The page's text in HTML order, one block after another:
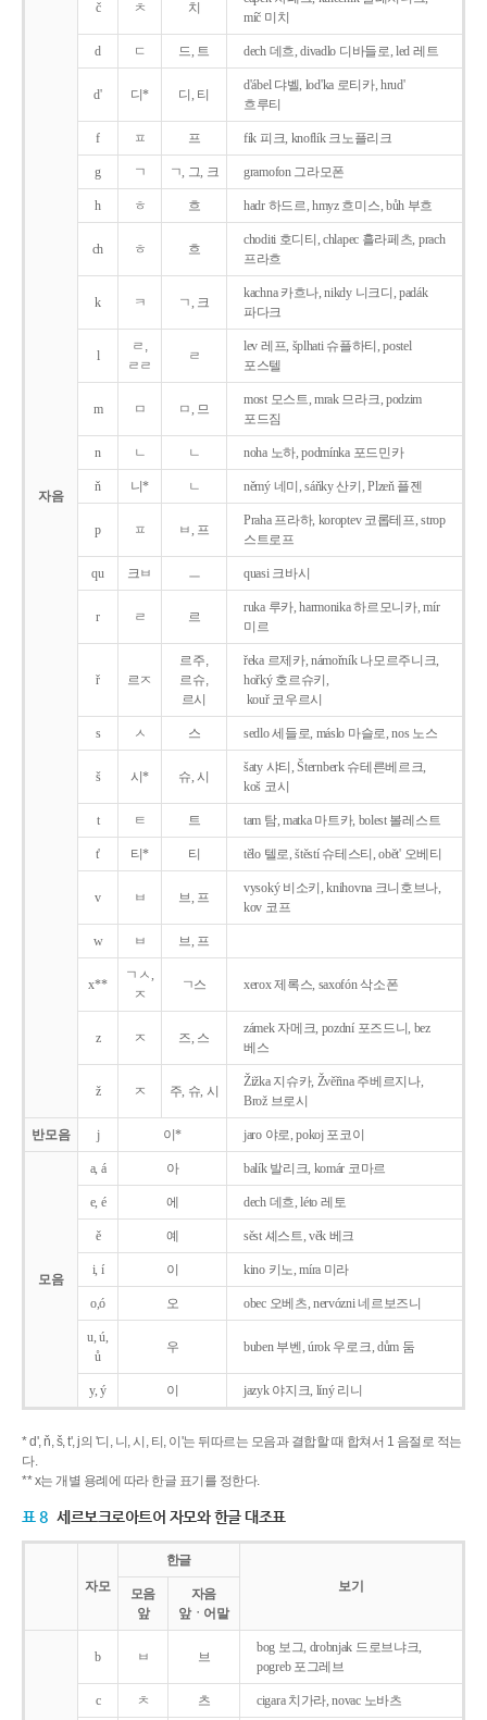
자음
č ㅊ 치
míč 미치
d ㄷ 드, 트 dech 데흐, divadlo 디바들로, led 레트
d' 디* 디, 티
d'ábel 댜벨, lod'ka 로티카, hrud'
흐루티
f ㅍ 프 fík 피크, knoflík 크노플리크
g ㄱ ㄱ, 그, 크 gramofon 그라모폰
h ㅎ 흐 hadr 하드르, hmyz 흐미스, bůh 부흐
ch ㅎ 흐
choditi 호디티, chlapec 흘라페츠, prach
프라흐
k ㅋ ㄱ, 크
kachna 카흐나, nikdy 니크디, padák
파다크
l
ㄹ,
ㄹㄹ
ㄹ
lev 레프, šplhati 슈플하티, postel
포스텔
m ㅁ ㅁ, 므
most 모스트, mrak 므라크, podzim
포드짐
n ㄴ ㄴ noha 노하, podmínka 포드민카
ň 니* ㄴ němý 네미, sáňky 산키, Plzeň 플젠
p ㅍ ㅂ, 프
Praha 프라하, koroptev 코롭테프, strop
스트로프
qu 크ㅂ ㅡ quasi 크바시
r ㄹ 르
ruka 루카, harmonika 하르모니카, mír
미르
ř 르ㅈ
르주,
르슈,
르시
řeka 르제카, námořník 나모르주니크,
hořký 호르슈키,
kouř 코우르시
s ㅅ 스 sedlo 세들로, máslo 마슬로, nos 노스
š 시* 슈, 시
šaty 샤티, Šternberk 슈테른베르크,
koš 코시
t ㅌ 트 tam 탐, matka 마트카, bolest 볼레스트
t' 티* 티 tělo 텔로, štěstí 슈테스티, obět' 오베티
v ㅂ 브, 프
vysoký 비소키, knihovna 크니호브나,
kov 코프
w ㅂ 브, 프
x**
ㄱㅅ,
ㅈ
ㄱ스 xerox 제록스, saxofón 삭소폰
z ㅈ 즈, 스
zámek 자메크, pozdní 포즈드니, bez
베스
ž ㅈ 주, 슈, 시
Žižka 지슈카, Žvěřina 주베르지나,
Brož 브로시
반모음 j 이* jaro 야로, pokoj 포코이
모음
a, á 아 balík 발리크, komár 코마르
e, é 에 dech 데흐, léto 레토
ě 예 sěst 셰스트, věk 베크
i, í 이 kino 키노, míra 미라
o,ó 오 obec 오베츠, nervózni 네르보즈니
u, ú,
ů
우 buben 부벤, úrok 우로크, dům 둠
y, ý 이 jazyk야지크, líný 리니
* d', ň, š, t', j의 '디, 니, 시, 티, 이'는 뒤따르는 모음과 결합할 때 합쳐서 1 음절로 적는
다.
** x는 개별 용례에 따라 한글 표기를 정한다.
표 8 세르보크로아트어 자모와 한글 대조표
자모
한글
보기
모음
앞
자음
앞ㆍ어말
b ㅂ 브
bog 보그, drobnjak 드로브냐크,
pogreb 포그레브
c ㅊ 츠 cigara 치가라, novac 노바츠